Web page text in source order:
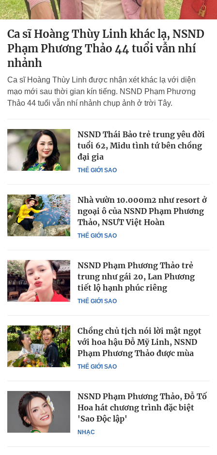
Ca sĩ Hoàng Thùy Linh khác lạ, NSND
Phạm Phương Thảo 44 tuổi vẫn nhí
nhảnh
Ca sĩ Hoàng Thùy Linh được nhận xét khác lạ với diện
mạo mới sau thời gian kín tiếng. NSND Phạm Phương
Thảo 44 tuổi vẫn nhí nhảnh chụp ảnh ở trời Tây.
THẾ GIỚI SAO
NSND Thái Bảo trẻ trung yêu đời
tuổi 62, Midu tình tứ bên chồng
đại gia
THẾ GIỚI SAO
Nhà vườn 10.000m2 như resort ở
ngoại ô của NSND Phạm Phương
Thảo, NSƯT Việt Hoàn
THẾ GIỚI SAO
NSND Phạm Phương Thảo trẻ
trung như gái 20, Lan Phương
tiết lộ hạnh phúc riêng
THẾ GIỚI SAO
Chồng chủ tịch nói lời mật ngọt
với hoa hậu Đỗ Mỹ Linh, NSND
Phạm Phương Thảo được mùa
NHẠC
NSND Phạm Phương Thảo, Đỗ Tố
Hoa hát chương trình đặc biệt
'Sao Độc lập'